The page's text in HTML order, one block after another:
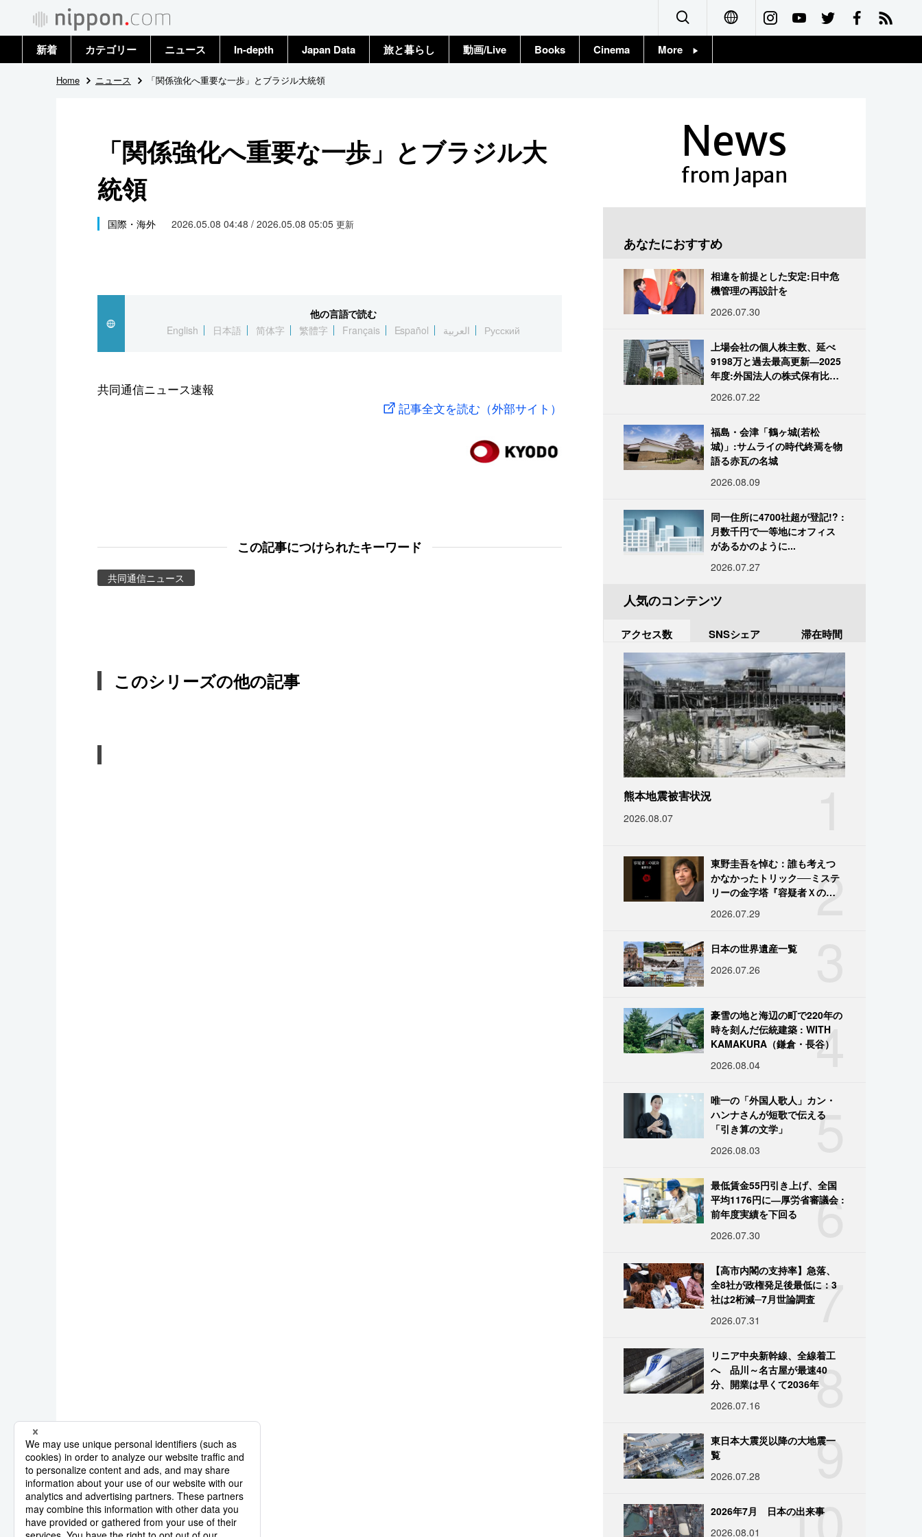
Français
新着 カテゴリー
政治・外交
社会
文化
スポーツ・東京2020
ニュース
トップ
In-depth Japan Data 旅と暮らし 動画/Live Books Cinema More
Home ニュース 「関係強化へ重要な一歩」とブラジル大統領
「関係強化へ重要な一歩」とブラジル大
統領
国際・海外 2026.05.08 04:48 / 2026.05.08 05:05 更新
他の言語で読む
English
日本語 简体字 繁體字 Français Español العربية Русский
共同通信ニュース速報
記事全文を読む（外部サイト）
この記事につけられたキーワード
共同通信ニュース
このシリーズの他の記事
News
from Japan
あなたにおすすめ
相違を前提とした安定:日中危
機管理の再設計を
2026.07.30
上場会社の個人株主数、延べ
9198万と過去最高更新―2025
年度:外国法人の株式保有比率
2026.07.22
福島・会津「鶴ヶ城(若松
城)」:サムライの時代終焉を物
語る赤瓦の名城
2026.08.09
同一住所に4700社超が登記!? :
月数千円で一等地にオフィス
があるかのように...
2026.07.27
人気のコンテンツ
アクセス数 SNSシェア 滞在時間
熊本地震被害状況
2026.08.07
2
東野圭吾を悼む：誰も考えつ
かなかったトリック──ミステ
リーの金字塔『容疑者Ｘの献
2026.07.29
日本の世界遺産一覧
2026.07.26
4
豪雪の地と海辺の町で220年の
時を刻んだ伝統建築 : WITH
KAMAKURA（鎌倉・長谷）
2026.08.04
5
唯一の「外国人歌人」カン・
ハンナさんが短歌で伝える
「引き算の文学」
2026.08.03
6
最低賃金55円引き上げ、全国
平均1176円に―厚労省審議会 :
前年度実績を下回る
2026.07.30
7
【高市内閣の支持率】急落、
全8社が政権発足後最低に：3
社は2桁減─7月世論調査
2026.07.31
8
リニア中央新幹線、全線着工
へ 品川～名古屋が最速40
分、開業は早くて2036年
2026.07.16
9
東日本大震災以降の大地震一
覧
2026.07.28
10
2026年7月 日本の出来事
2026.08.01